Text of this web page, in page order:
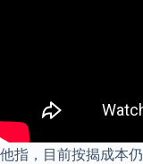
他指，目前按揭成本